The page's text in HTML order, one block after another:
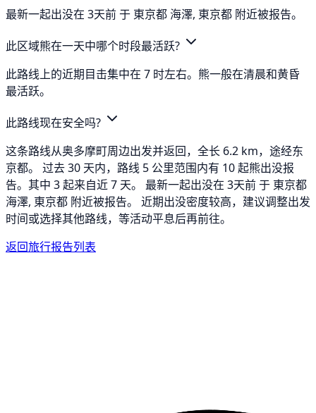
最新一起出没在 3天前 于 東京都 海澤, 東京都 附近被报告。
此区域熊在一天中哪个时段最活跃?
此路线上的近期目击集中在 7 时左右。熊一般在清晨和黄昏
最活跃。
此路线现在安全吗?
这条路线从奥多摩町周边出发并返回，全长 6.2 km，途经东
京都。 过去 30 天内，路线 5 公里范围内有 10 起熊出没报
告。其中 3 起来自近 7 天。 最新一起出没在 3天前 于 東京都
海澤, 東京都 附近被报告。 近期出没密度较高，建议调整出发
时间或选择其他路线，等活动平息后再前往。
返回旅行报告列表